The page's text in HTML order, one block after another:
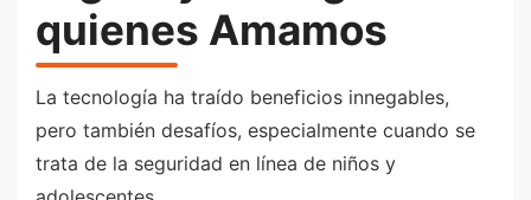
quienes Amamos
La tecnología ha traído beneficios innegables,
pero también desafíos, especialmente cuando se
trata de la seguridad en línea de niños y